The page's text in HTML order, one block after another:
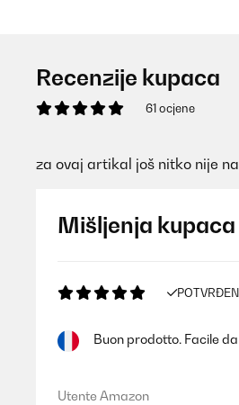
Recenzije kupaca
61 ocjene
za ovaj artikal još nitko nije
Mišljenja
Buon prodotto. Facile
Utente Amazon